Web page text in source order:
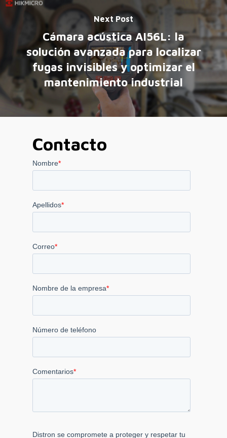
Next Post
Cámara acústica AI56L: la
solución avanzada para localizar
fugas invisibles y optimizar el
mantenimiento industrial
Contacto